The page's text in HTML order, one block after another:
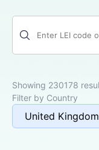
Showing 230178
Filter by Country